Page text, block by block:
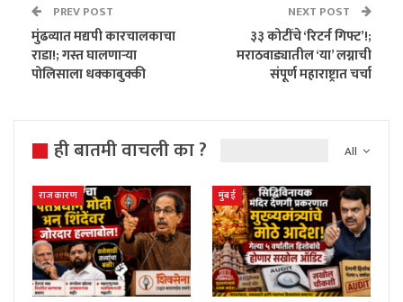
PREV POST
मुंढव्यात मद्यपी कारचालकाचा
राडा!; गस्त घालणाऱ्या
पोलिसाला धक्काबुक्की
NEXT POST
३३ कोटींचे ‘रिटर्न गिफ्ट’!;
मराठवाड्यातील ‘या’ लग्नाची
संपूर्ण महाराष्ट्रात चर्चा
All
ही बातमी वाचली का ?
राजकारण मुंबई